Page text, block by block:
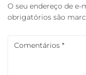
O seu endereço de e-
obrigatórios são